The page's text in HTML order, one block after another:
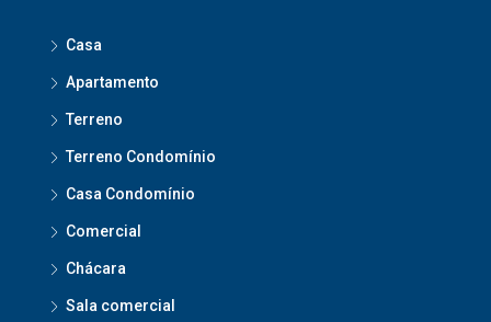
Casa
Apartamento
Terreno
Terreno Condomínio
Casa Condomínio
Comercial
Chácara
Sala comercial